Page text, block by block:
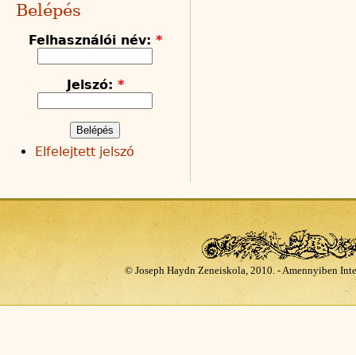
Belépés
Felhasználói név: *
Jelszó: *
Elfelejtett jelszó
© Joseph Haydn Zeneiskola, 2010. - Amennyiben